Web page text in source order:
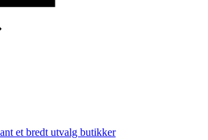
et bredt utvalg butikker